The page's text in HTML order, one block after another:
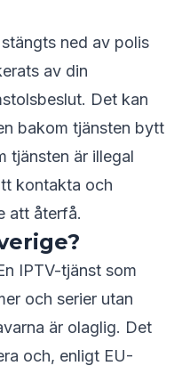
ned av polis
av din
Det kan
bakom tjänsten bytt
tjänsten är illegal
kontakta och
att återfå.
IPTV-tjänst som
och serier utan
är olaglig. Det
och, enligt EU-